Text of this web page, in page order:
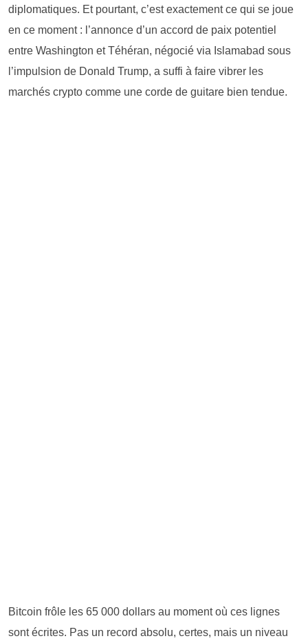
diplomatiques. Et pourtant, c’est exactement ce qui se joue
en ce moment : l’annonce d’un accord de paix potentiel
entre Washington et Téhéran, négocié via Islamabad sous
l’impulsion de Donald Trump, a suffi à faire vibrer les
marchés crypto comme une corde de guitare bien tendue.
Bitcoin frôle les 65 000 dollars au moment où ces lignes
sont écrites. Pas un record absolu, certes, mais un niveau